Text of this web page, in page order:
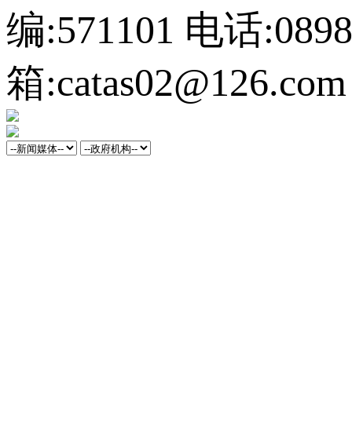
编:571101 电话
箱:catas02@126.com